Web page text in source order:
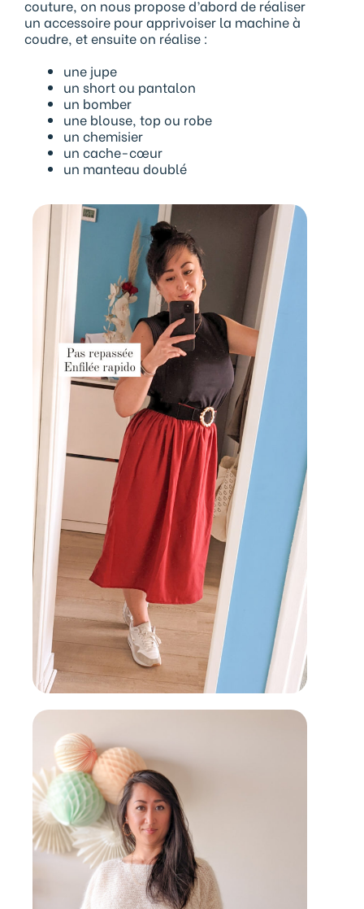
couture, on nous propose d’abord de réaliser
un accessoire pour apprivoiser la machine à
coudre, et ensuite on réalise :
une jupe
un short ou pantalon
un bomber
une blouse, top ou robe
un chemisier
un cache-cœur
un manteau doublé